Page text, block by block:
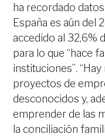
ha recordado
España es aún del
accedido al 32,6%
para lo que “hace
instituciones”.
proyectos de
desconocidos y,
emprender de las
la conciliación